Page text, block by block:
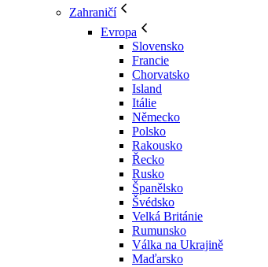
Zahraničí
Evropa
Slovensko
Francie
Chorvatsko
Island
Itálie
Německo
Polsko
Rakousko
Řecko
Rusko
Španělsko
Švédsko
Velká Británie
Rumunsko
Válka na Ukrajině
Maďarsko